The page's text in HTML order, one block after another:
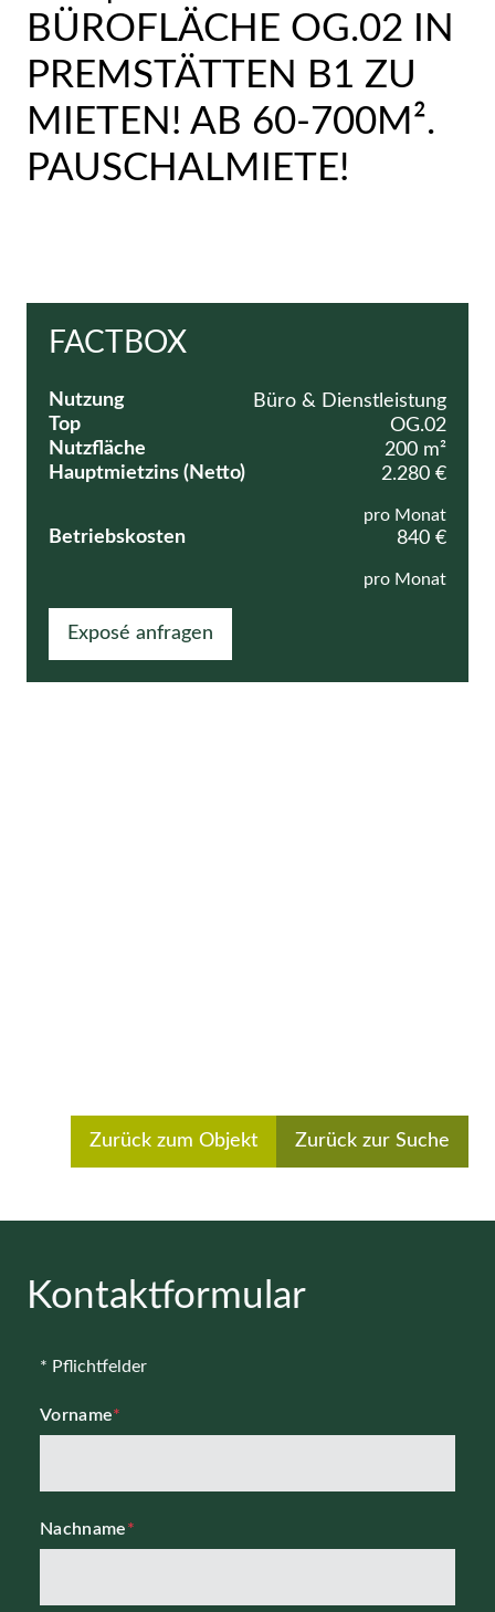
BÜROFLÄCHE OG.02 IN
PREMSTÄTTEN B1 ZU
MIETEN! AB 60-700M².
PAUSCHALMIETE!
FACTBOX
Nutzung
Büro & Dienstleistung
Top
OG.02
Nutzfläche
200 m²
Hauptmietzins (Netto)
2.280 €
pro Monat
Betriebskosten 840 €
pro Monat
Exposé anfragen
Zurück zum Objekt Zurück zur Suche
Kontaktformular
* Pflichtfelder
Vorname*
Nachname*